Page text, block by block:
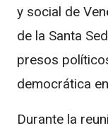
y social de
de la Santa
presos
democrática
Durante la